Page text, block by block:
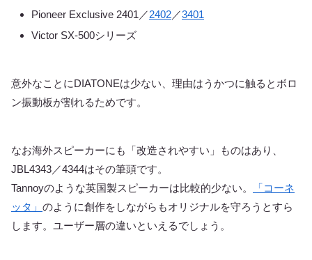
Pioneer Exclusive 2401／2402／3401
Victor SX-500シリーズ
意外なことにDIATONEは少ない、理由はうかつに触るとボロ
ン振動板が割れるためです。
なお海外スピーカーにも「改造されやすい」ものはあり、
JBL4343／4344はその筆頭です。
Tannoyのような英国製スピーカーは比較的少ない。
「コーネ
ッタ」 のように創作をしながらもオリジナルを守ろうとすら
します。ユーザー層の違いといえるでしょう。